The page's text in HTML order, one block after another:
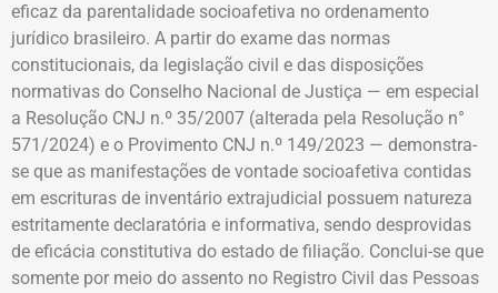
eficaz da parentalidade socioafetiva no ordenamento
jurídico brasileiro. A partir do exame das normas
constitucionais, da legislação civil e das disposições
normativas do Conselho Nacional de Justiça — em especial
a Resolução CNJ n.º 35/2007 (alterada pela Resolução n°
571/2024) e o Provimento CNJ n.º 149/2023 — demonstra-
se que as manifestações de vontade socioafetiva contidas
em escrituras de inventário extrajudicial possuem natureza
estritamente declaratória e informativa, sendo desprovidas
de eficácia constitutiva do estado de filiação. Conclui-se que
somente por meio do assento no Registro Civil das Pessoas